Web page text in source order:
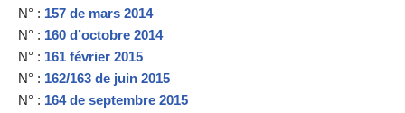
N° : 157 de mars 2014
N° : 160 d’octobre 2014
N° : 161 février 2015
N° : 162/163 de juin 2015
N° : 164 de septembre 2015